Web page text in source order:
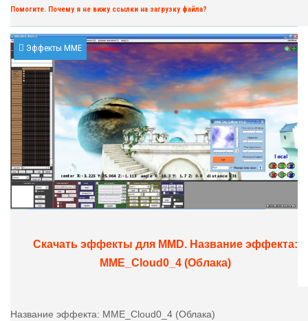
заболеваний органов дыхания. Избегайте прямого
Подвергайте тщательной термической обработке
мясо и яйца. При повышении температуры, кашле и
затруднении дыхания как можно скорее
обращайтесь за медицинской помощью.
К обычным признакам заражения
относится повышенная температура тела, кашель,
одышка и нарушение дыхания. Обнаружив у себя
подобные симптомы, не паникуйте. Обратитесь в
медицинское учреждение и обсудите план действий,
если вы были в странах или на территориях со
случаями передачи вируса и контактировали с
заболевшими. Это не значит, что у вас вирус, но будет
полезным провериться.
острому респираторному синдрому (лёгочной
недостаточности), почечной недостаточности и к
смерти.
Помогите. Почему я не вижу ссылки на загрузку файла?
Эффекты MME
Скачать эффекты для MMD. Название эффекта:
MME_Cloud0_4 (Облака)
Название эффекта: MME_Cloud0_4 (Облака)